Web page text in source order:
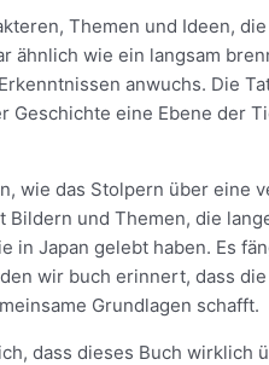
Themen und Ideen,
ähnlich wie ein langsam
anwuchs. Die
Geschichte eine Ebene der
wie das Stolpern über eine
und Themen, die
Japan gelebt haben. Es
wir buch erinnert, dass
Grundlagen schafft.
dass dieses Buch wirklich